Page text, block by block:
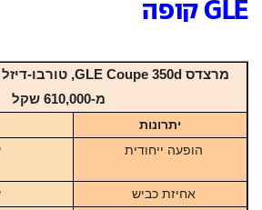
GLE קופה
מ-610,000 שקל
יתרונות
הופעה ייחודית
אחיזת כביש